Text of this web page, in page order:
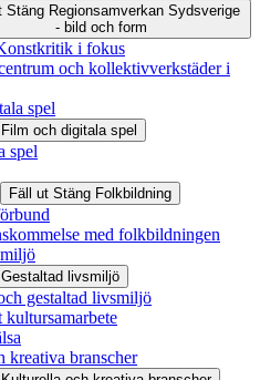
Stäng Regionsamverkan Sydsverige
- bild och form
i fokus
och kollektivverkstäder i
spel
Film och digitala spel
spel
Fäll ut Stäng Folkbildning
med folkbildningen
Gestaltad livsmiljö
gestaltad livsmiljö
kreativa branscher